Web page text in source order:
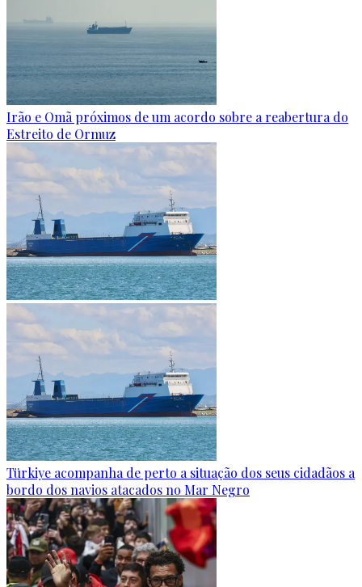
Irão e Omã próximos de um acordo sobre a reabertura do
Estreito de Ormuz
Türkiye acompanha de perto a situação dos seus cidadãos a
bordo dos navios atacados no Mar Negro